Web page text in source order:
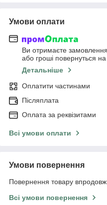
Умови оплати
Ви отримаєте замовлення
або гроші повернуться
Детальніше
Оплатити частинами
Післяплата
Оплата за реквізитами
Всі умови оплати
Умови повернення
Повернення товару
Всі умови повернення